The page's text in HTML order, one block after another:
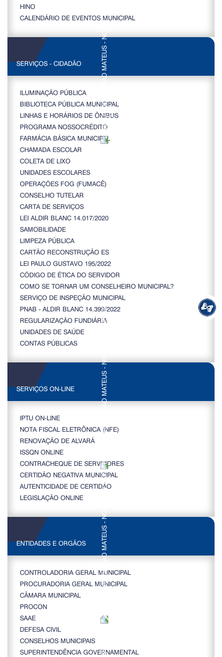
HINO
CALENDÁRIO DE EVENTOS MUNICIPAL
SERVIÇOS - CIDADÃO
ILUMINAÇÃO PÚBLICA
BIBLIOTECA PÚBLICA MUNICIPAL
LINHAS E HORÁRIOS DE ÔNIBUS
PROGRAMA NOSSOCRÉDITO
FARMÁCIA BÁSICA MUNICIPAL
CHAMADA ESCOLAR
COLETA DE LIXO
UNIDADES ESCOLARES
OPERAÇÕES FOG (FUMACÊ)
CONSELHO TUTELAR
CARTA DE SERVIÇOS
LEI ALDIR BLANC 14.017/2020
SAMOBILIDADE
LIMPEZA PÚBLICA
CARTÃO RECONSTRUÇÃO ES
LEI PAULO GUSTAVO 195/2022
CÓDIGO DE ÉTICA DO SERVIDOR
COMO SE TORNAR UM CONSELHEIRO MUNICIPAL?
SERVIÇO DE INSPEÇÃO MUNICIPAL
PNAB - ALDIR BLANC 14.399/2022
REGULARIZAÇÃO FUNDIÁRIA
UNIDADES DE SAÚDE
CONTAS PÚBLICAS
SERVIÇOS ON-LINE
IPTU ON-LINE
NOTA FISCAL ELETRÔNICA (NFE)
RENOVAÇÃO DE ALVARÁ
ISSQN ONLINE
CONTRACHEQUE DE SERVIDORES
CERTIDÃO NEGATIVA MUNICIPAL
AUTENTICIDADE DE CERTIDÃO
LEGISLAÇÃO ONLINE
ENTIDADES E ORGÃOS
CONTROLADORIA GERAL MUNICIPAL
PROCURADORIA GERAL MUNICIPAL
CÂMARA MUNICIPAL
PROCON
SAAE
DEFESA CIVIL
CONSELHOS MUNICIPAIS
SUPERINTENDÊNCIA GOVERNAMENTAL